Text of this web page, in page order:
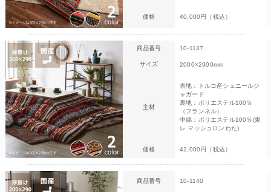
価格 40,000円（税込）
商品番号 10-1137
サイズ 2000×2900mm
主材
表地：トルコ産シェニールジ
ャガード
裏地：ポリエステル100％
（フランネル）
中綿：ポリエステル100％(東
レ マッシュロンわた)
価格 42,000円（税込）
商品番号 10-1140